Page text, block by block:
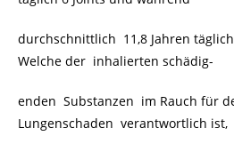
durchschnittlich 11,8 Jahren täglich
Welche der inhalierten schädig-
enden Substanzen im Rauch für
Lungenschaden verantwortlich